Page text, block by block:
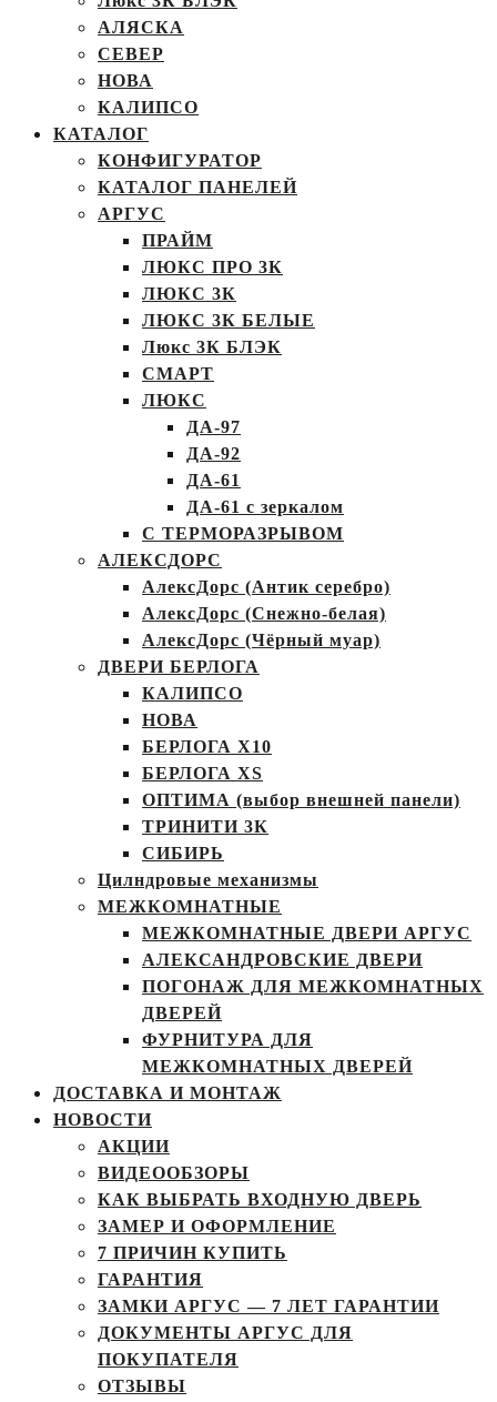
АЛЯСКА
СЕВЕР
НОВА
КАЛИПСО
КАТАЛОГ
КОНФИГУРАТОР
КАТАЛОГ ПАНЕЛЕЙ
АРГУС
ПРАЙМ
ЛЮКС ПРО 3К
ЛЮКС 3К
ЛЮКС 3К БЕЛЫЕ
Люкс 3К БЛЭК
СМАРТ
ЛЮКС
ДА-97
ДА-92
ДА-61
ДА-61 с зеркалом
С ТЕРМОРАЗРЫВОМ
АЛЕКСДОРС
АлексДорс (Антик серебро)
АлексДорс (Снежно-белая)
АлексДорс (Чёрный муар)
ДВЕРИ БЕРЛОГА
КАЛИПСО
НОВА
БЕРЛОГА Х10
БЕРЛОГА XS
ОПТИМА (выбор внешней панели)
ТРИНИТИ 3К
СИБИРЬ
Цилндровые механизмы
МЕЖКОМНАТНЫЕ
МЕЖКОМНАТНЫЕ ДВЕРИ АРГУС
АЛЕКСАНДРОВСКИЕ ДВЕРИ
ПОГОНАЖ ДЛЯ МЕЖКОМНАТНЫХ
ДВЕРЕЙ
ФУРНИТУРА ДЛЯ
МЕЖКОМНАТНЫХ ДВЕРЕЙ
ДОСТАВКА И МОНТАЖ
НОВОСТИ
АКЦИИ
ВИДЕООБЗОРЫ
КАК ВЫБРАТЬ ВХОДНУЮ ДВЕРЬ
ЗАМЕР И ОФОРМЛЕНИЕ
7 ПРИЧИН КУПИТЬ
ГАРАНТИЯ
ЗАМКИ АРГУС — 7 ЛЕТ ГАРАНТИИ
ДОКУМЕНТЫ АРГУС ДЛЯ
ПОКУПАТЕЛЯ
ОТЗЫВЫ